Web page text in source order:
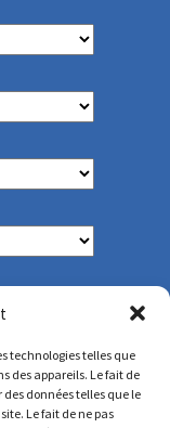
technologies telles que
des appareils. Le fait de
données telles que le
Le fait de ne pas